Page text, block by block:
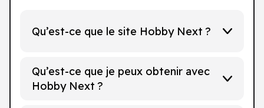
Qu’est-ce que le site Hobby Next ?
Qu’est-ce que je peux obtenir avec
Hobby Next ?